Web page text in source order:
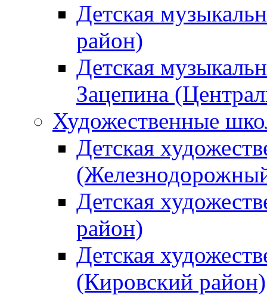
Детская
район)
Детская
Зацепина
Художественные
Детская
Детская
район)
Детская
(Кировский район)